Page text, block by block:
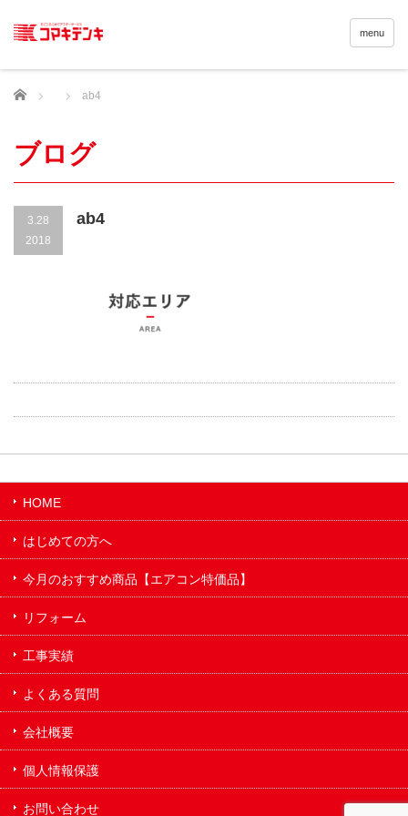
menu
Home ab4
ブログ
3.28
2018
ab4
HOME
はじめての方へ
今月のおすすめ商品【エアコン特価品】
リフォーム
工事実績
よくある質問
会社概要
個人情報保護
お問い合わせ